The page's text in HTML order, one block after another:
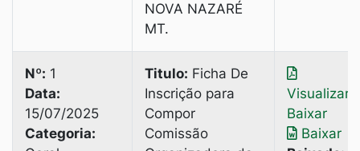
NOVA NAZARÉ
MT.
Nº: 1
Data:
15/07/2025
Categoria:
Titulo: Ficha De
Inscrição para
Compor
Comissão
Visualizar
Baixar
Baixar